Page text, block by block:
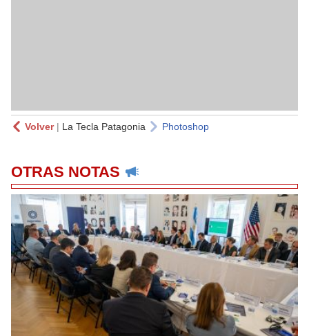
Volver| La Tecla Patagonia Photoshop
OTRAS NOTAS